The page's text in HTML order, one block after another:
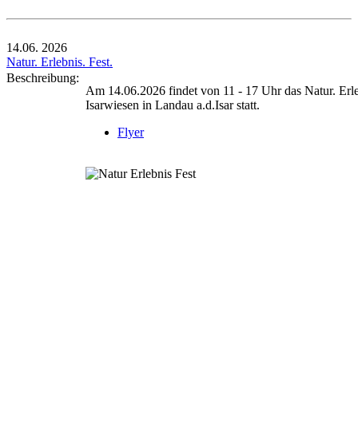
14.06. 2026
Natur. Erlebnis. Fest.
Beschreibung:
Am 14.06.2026 findet von 11 - 17 Uhr das Natur.
Isarwiesen in Landau a.d.Isar statt.
Flyer